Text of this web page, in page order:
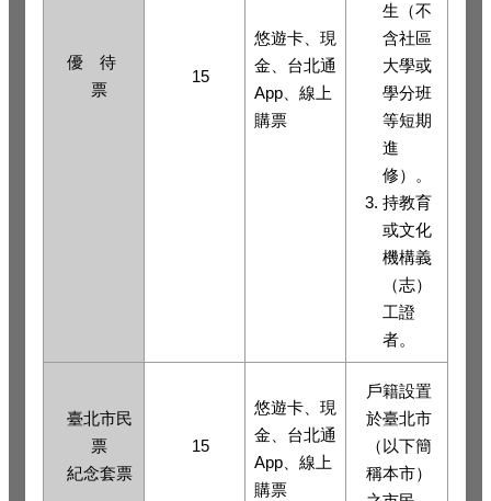
優 待
票
15
悠遊卡、現
金、台北通
App、線上
購票
生（不
含社區
大學或
學分班
等短期
進
修）。
持教育
或文化
機構義
（志）
工證
者。
臺北市民
票
紀念套票
15
悠遊卡、現
金、台北通
App、線上
購票
戶籍設置
於臺北市
（以下簡
稱本市）